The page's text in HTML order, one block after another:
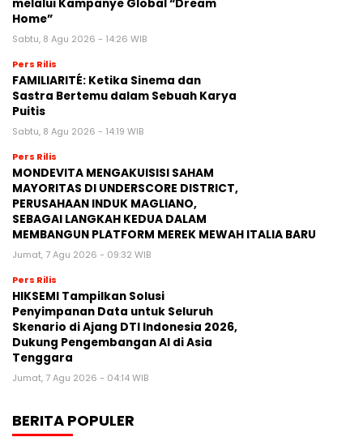
melalui Kampanye Global “Dream
Home”
Sabtu, 8 Agu 2026 - 14:26 WIB
Pers Rilis
FAMILIARITÉ: Ketika Sinema dan
Sastra Bertemu dalam Sebuah Karya
Puitis
Sabtu, 8 Agu 2026 - 14:19 WIB
Pers Rilis
MONDEVITA MENGAKUISISI SAHAM
MAYORITAS DI UNDERSCORE DISTRICT,
PERUSAHAAN INDUK MAGLIANO,
SEBAGAI LANGKAH KEDUA DALAM
MEMBANGUN PLATFORM MEREK MEWAH ITALIA BARU
Jumat, 7 Agu 2026 - 09:32 WIB
Pers Rilis
HIKSEMI Tampilkan Solusi
Penyimpanan Data untuk Seluruh
Skenario di Ajang DTI Indonesia 2026,
Dukung Pengembangan AI di Asia
Tenggara
Jumat, 7 Agu 2026 - 04:14 WIB
BERITA POPULER